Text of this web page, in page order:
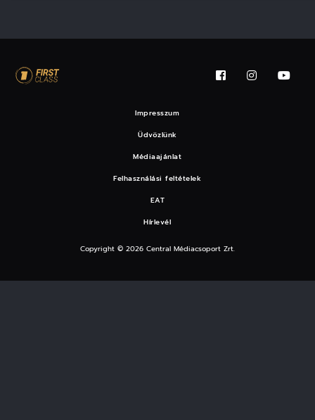
Impresszum
Üdvözlünk
Médiaajánlat
Felhasználási feltételek
EAT
Hírlevél
Copyright © 2026 Central Médiacsoport Zrt.